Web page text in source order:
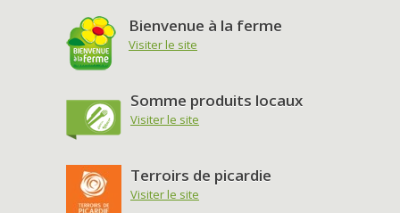
Bienvenue à la ferme
Visiter le site
Somme produits locaux
Visiter le site
Terroirs de picardie
Visiter le site